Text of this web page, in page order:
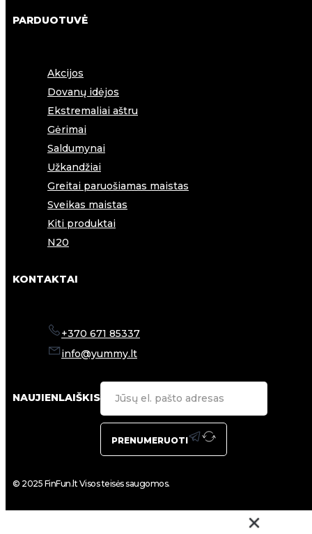
PARDUOTUVĖ
Akcijos
Dovanų idėjos
Ekstremaliai aštru
Gėrimai
Saldumynai
Užkandžiai
Greitai paruošiamas maistas
Sveikas maistas
Kiti produktai
N20
KONTAKTAI
+370 671 85337
info@yummy.lt
NAUJIENLAIŠKIS
PRENUMERUOTI
© 2025 FinFun.lt Visos teisės saugomos.